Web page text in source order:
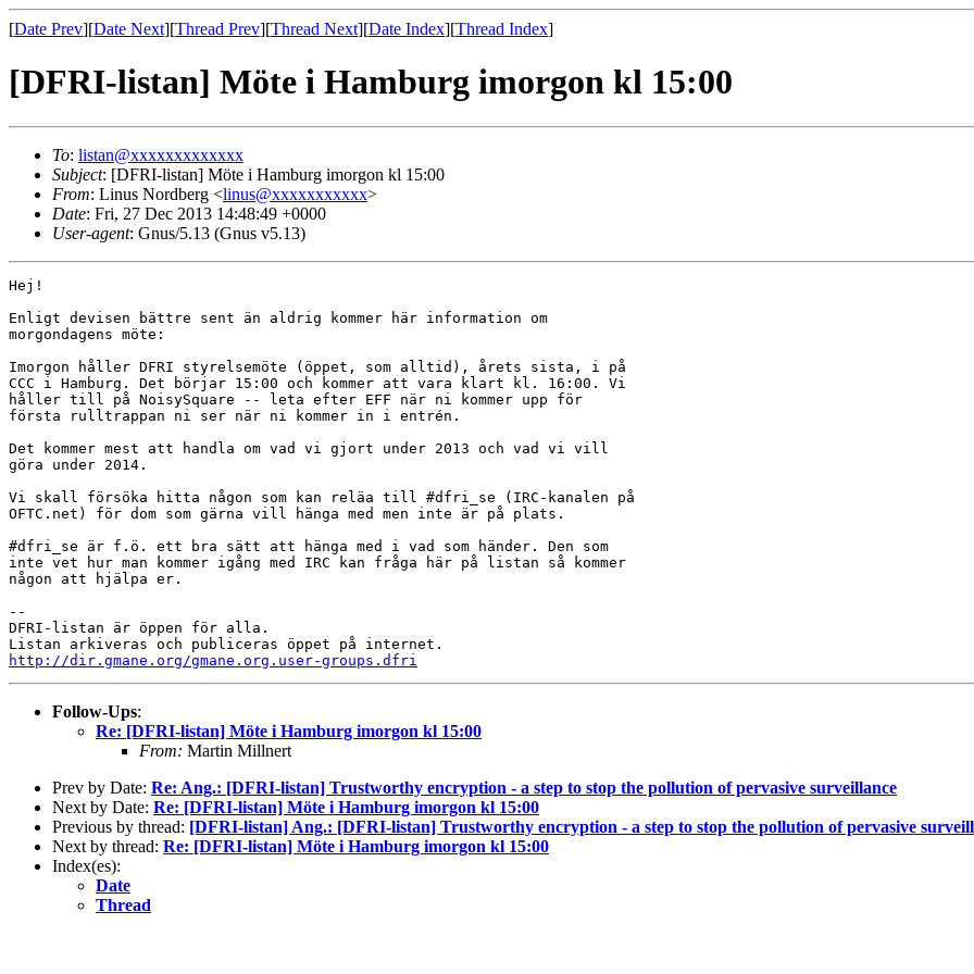
[Date Prev][Date Next][Thread Prev][Thread Next][Date Index][Thread Index]
[DFRI-listan] Möte i Hamburg imorgon kl 15:00
To: listan@xxxxxxxxxxxxx
Subject: [DFRI-listan] Möte i Hamburg imorgon kl 15:00
From: Linus Nordberg <linus@xxxxxxxxxxx>
Date: Fri, 27 Dec 2013 14:48:49 +0000
User-agent: Gnus/5.13 (Gnus v5.13)
Hej!
Enligt devisen bättre sent än aldrig kommer här information om
morgondagens möte:
Imorgon håller DFRI styrelsemöte (öppet, som alltid), årets sista, i på
CCC i Hamburg. Det börjar 15:00 och kommer att vara klart kl. 16:00. Vi
håller till på NoisySquare -- leta efter EFF när ni kommer upp för
första rulltrappan ni ser när ni kommer in i entrén.
Det kommer mest att handla om vad vi gjort under 2013 och vad vi vill
göra under 2014.
Vi skall försöka hitta någon som kan reläa till #dfri_se (IRC-kanalen på
OFTC.net) för dom som gärna vill hänga med men inte är på plats.
#dfri_se är f.ö. ett bra sätt att hänga med i vad som händer. Den som
inte vet hur man kommer igång med IRC kan fråga här på listan så kommer
någon att hjälpa er.
--
DFRI-listan är öppen för alla.
http://dir.gmane.org/gmane.org.user-groups.dfri
Follow-Ups:
Re: [DFRI-listan] Möte i Hamburg imorgon kl 15:00
From: Martin Millnert
Prev by Date: Re: Ang.: [DFRI-listan] Trustworthy encryption - a step to stop the pollution of pervasive surveillance
Next by Date: Re: [DFRI-listan] Möte i Hamburg imorgon kl 15:00
Previous by thread: [DFRI-listan] Ang.: [DFRI-listan] Trustworthy encryption - a step to stop the pollution of pervasive
Next by thread: Re: [DFRI-listan] Möte i Hamburg imorgon kl 15:00
Index(es):
Date
Thread